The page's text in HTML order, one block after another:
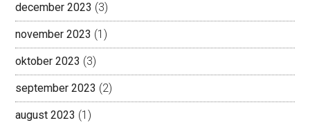
december 2023 (3)
november 2023 (1)
oktober 2023 (3)
september 2023 (2)
august 2023 (1)